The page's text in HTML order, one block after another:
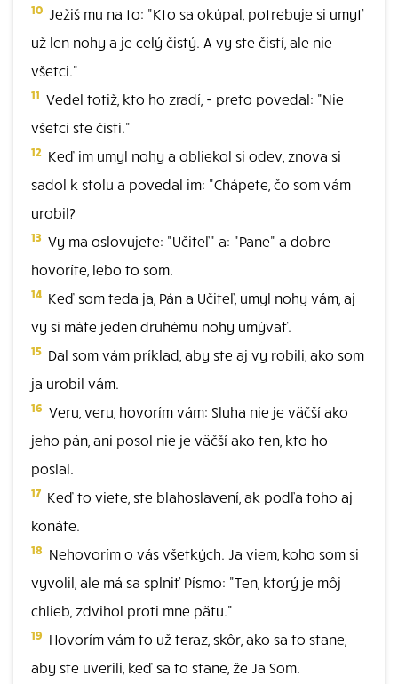
10 Ježiš mu na to: "Kto sa okúpal, potrebuje si umyť
už len nohy a je celý čistý. A vy ste čistí, ale nie
všetci."
11 Vedel totiž, kto ho zradí, - preto povedal: "Nie
všetci ste čistí."
12 Keď im umyl nohy a obliekol si odev, znova si
sadol k stolu a povedal im: "Chápete, čo som vám
urobil?
13 Vy ma oslovujete: "Učiteľ" a: "Pane" a dobre
hovoríte, lebo to som.
14 Keď som teda ja, Pán a Učiteľ, umyl nohy vám, aj
vy si máte jeden druhému nohy umývať.
15 Dal som vám príklad, aby ste aj vy robili, ako som
ja urobil vám.
16 Veru, veru, hovorím vám: Sluha nie je väčší ako
jeho pán, ani posol nie je väčší ako ten, kto ho
poslal.
17 Keď to viete, ste blahoslavení, ak podľa toho aj
konáte.
18 Nehovorím o vás všetkých. Ja viem, koho som si
vyvolil, ale má sa splniť Písmo: "Ten, ktorý je môj
chlieb, zdvihol proti mne pätu."
19 Hovorím vám to už teraz, skôr, ako sa to stane,
aby ste uverili, keď sa to stane, že Ja Som.